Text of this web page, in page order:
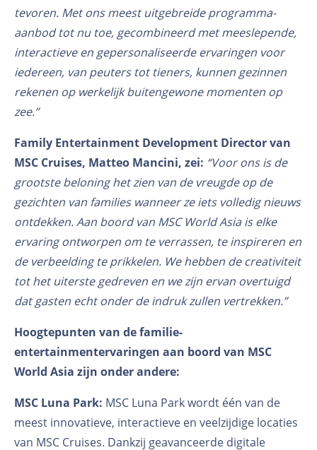
tevoren. Met ons meest uitgebreide programma-
aanbod tot nu toe, gecombineerd met meeslepende,
interactieve en gepersonaliseerde ervaringen voor
iedereen, van peuters tot tieners, kunnen gezinnen
rekenen op werkelijk buitengewone momenten op
zee.”
Family Entertainment Development Director van
MSC Cruises, Matteo Mancini, zei: “Voor ons is de
grootste beloning het zien van de vreugde op de
gezichten van families wanneer ze iets volledig nieuws
ontdekken. Aan boord van MSC World Asia is elke
ervaring ontworpen om te verrassen, te inspireren en
de verbeelding te prikkelen. We hebben de creativiteit
tot het uiterste gedreven en we zijn ervan overtuigd
dat gasten echt onder de indruk zullen vertrekken.”
Hoogtepunten van de familie-
entertainmentervaringen aan boord van MSC
World Asia zijn onder andere:
MSC Luna Park: MSC Luna Park wordt één van de
meest innovatieve, interactieve en veelzijdige locaties
van MSC Cruises. Dankzij geavanceerde digitale